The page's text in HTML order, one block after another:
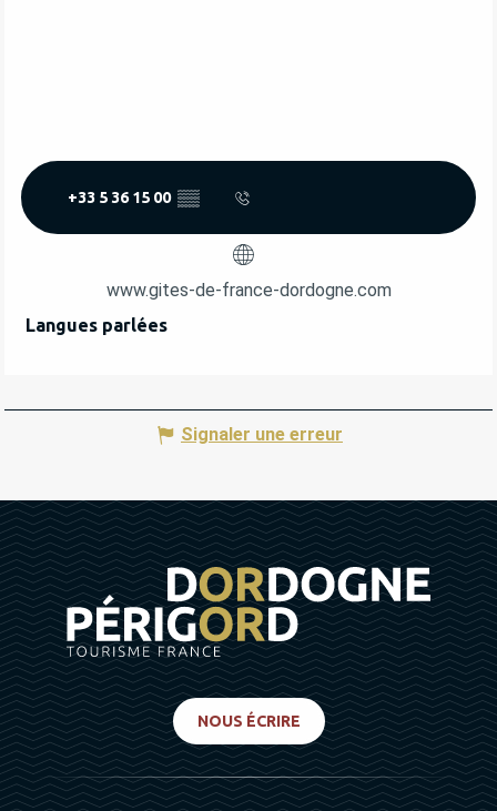
+33 5 36 15 00 ▒▒
www.gites-de-france-dordogne.com
Langues parlées
Langues parlées
Signaler une erreur
NOUS ÉCRIRE